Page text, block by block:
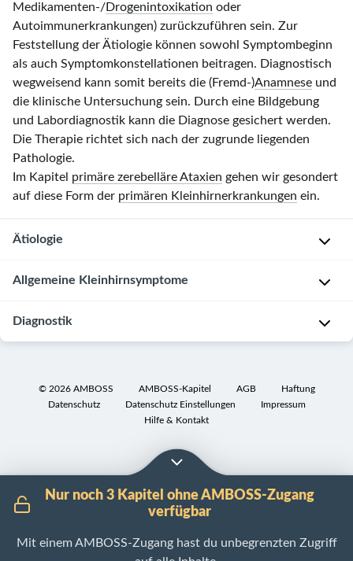
Medikamenten-/Drogenintoxikation oder
Autoimmunerkrankungen) zurückzuführen sein. Zur
Feststellung der Ätiologie können sowohl Symptombeginn
als auch Symptomkonstellationen beitragen. Diagnostisch
wegweisend kann somit bereits die (Fremd‑)Anamnese und
die klinische Untersuchung sein. Durch eine Bildgebung
und Labordiagnostik kann die Diagnose gesichert werden.
Die Therapie richtet sich nach der zugrunde liegenden
Pathologie.
Im Kapitel primäre zerebelläre Ataxien gehen wir gesondert
auf diese Form der primären Kleinhirnerkrankungen ein.
Ätiologie
Primäre
r
b
Allgemeine Kleinhirnsymptome
Das
Kleinhirn
Koordinationszentrum
Durchführung
zielgerichteter
Bewegungsabläufe,
Aufrechterhaltung
Diagnostik
Einteilung
Verlauf
der
Symptomatik
B
© 2026AMBOSS AMBOSS-Kapitel AGB
Haftung
Datenschutz
Datenschutz Einstellungen
Impressum
Hilfe & Kontakt
Nur noch 3 Kapitel ohne AMBOSS-Zugang
verfügbar
Mit einem AMBOSS-Zugang hast du unbegrenzten Zugriff